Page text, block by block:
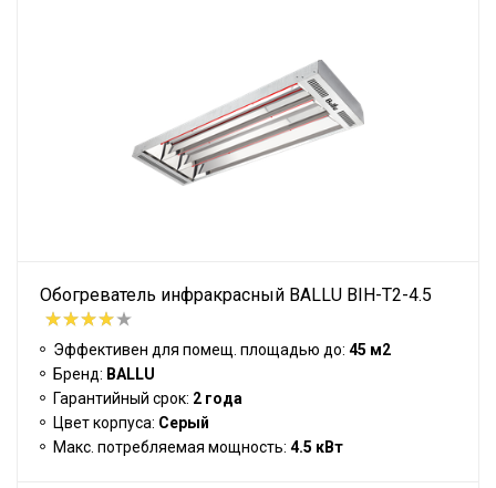
Обогреватель инфракрасный BALLU BIH-T2-4.5
Эффективен для помещ. площадью до: 45 м2
Бренд: BALLU
Гарантийный срок: 2 года
Цвет корпуса: Серый
Макс. потребляемая мощность: 4.5 кВт